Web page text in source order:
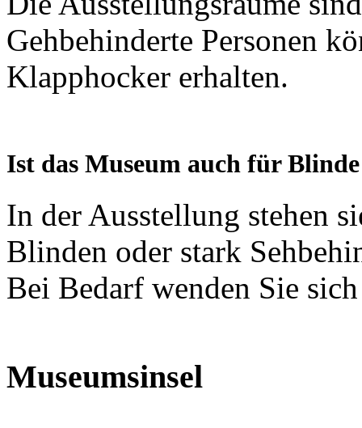
Gehbehinderte Personen
Klapphocker erhalten.
Ist das Museum auch für
In der Ausstellung stehen
Blinden oder stark
Bei Bedarf wenden Sie
Museumsinsel